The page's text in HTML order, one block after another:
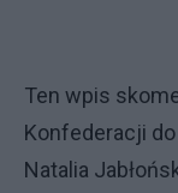
Ten wpis
Konfederacji
Natalia